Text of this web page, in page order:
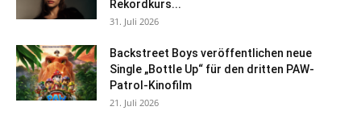
Rekordkurs...
31. Juli 2026
Backstreet Boys veröffentlichen neue
Single „Bottle Up“ für den dritten PAW-
Patrol-Kinofilm
21. Juli 2026